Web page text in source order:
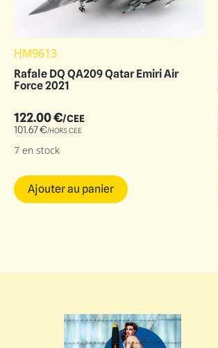
HM9613
Rafale DQ QA209 Qatar Emiri Air
Force 2021
122.00€/CEE
101.67€/HORS CEE
7 en stock
Ajouter au panier